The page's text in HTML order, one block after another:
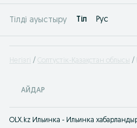
Тілді ауыстыру Tіл Рус
Негізгі Солтүстік-Қазақстан облысы
АЙДАР